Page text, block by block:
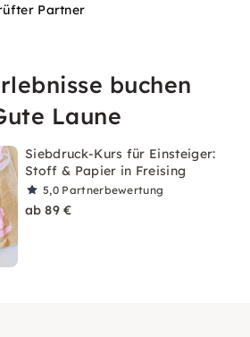
Partner
buchen
Laune
Siebdruck-Kurs für Einsteiger:
Stoff & Papier in Freising
5,0 Partnerbewertung
ab 89 €